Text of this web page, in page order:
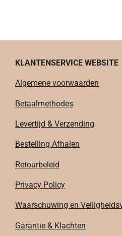
KLANTENSERVICE WEBSITE
Algemene voorwaarden
Betaalmethodes
Levertijd & Verzending
Bestelling Afhalen
Retourbeleid
Privacy Policy
Waarschuwing en
Garantie & Klachten